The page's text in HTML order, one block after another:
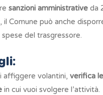
sanzioni amministrative da
il Comune può anche
spese del trasgressore.
affiggere volantini, verifica
in cui vuoi svolgere l’attività.